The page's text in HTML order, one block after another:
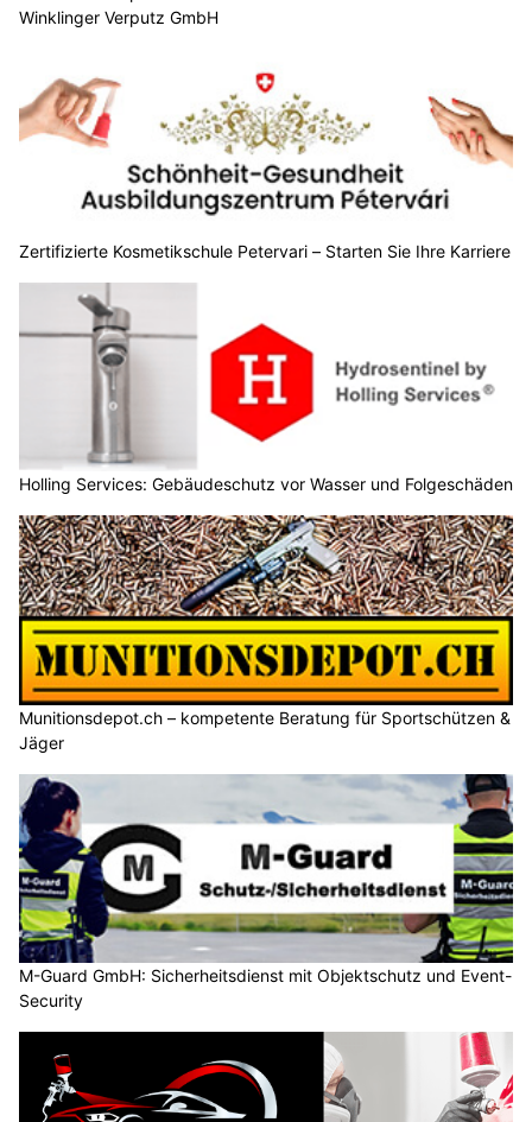
Winklinger Verputz GmbH
Zertifizierte Kosmetikschule Petervari – Starten Sie Ihre Karriere
Holling Services: Gebäudeschutz vor Wasser und Folgeschäden
Munitionsdepot.ch – kompetente Beratung für Sportschützen &
Jäger
M-Guard GmbH: Sicherheitsdienst mit Objektschutz und Event-
Security